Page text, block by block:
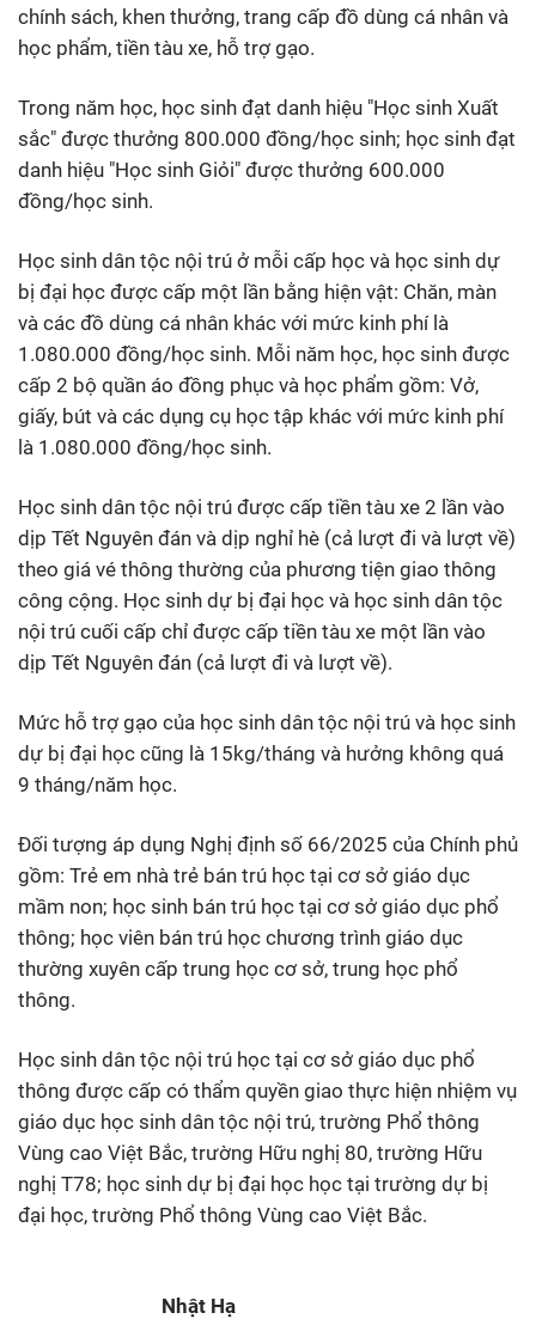
chính sách, khen thưởng, trang cấp đồ dùng cá nhân và
học phẩm, tiền tàu xe, hỗ trợ gạo.
Trong năm học, học sinh đạt danh hiệu "Học sinh Xuất
sắc" được thưởng 800.000 đồng/học sinh; học sinh đạt
danh hiệu "Học sinh Giỏi" được thưởng 600.000
đồng/học sinh.
Học sinh dân tộc nội trú ở mỗi cấp học và học sinh dự
bị đại học được cấp một lần bằng hiện vật: Chăn, màn
và các đồ dùng cá nhân khác với mức kinh phí là
1.080.000 đồng/học sinh. Mỗi năm học, học sinh được
cấp 2 bộ quần áo đồng phục và học phẩm gồm: Vở,
giấy, bút và các dụng cụ học tập khác với mức kinh phí
là 1.080.000 đồng/học sinh.
Học sinh dân tộc nội trú được cấp tiền tàu xe 2 lần vào
dịp Tết Nguyên đán và dịp nghỉ hè (cả lượt đi và lượt về)
theo giá vé thông thường của phương tiện giao thông
công cộng. Học sinh dự bị đại học và học sinh dân tộc
nội trú cuối cấp chỉ được cấp tiền tàu xe một lần vào
dịp Tết Nguyên đán (cả lượt đi và lượt về).
Mức hỗ trợ gạo của học sinh dân tộc nội trú và học sinh
dự bị đại học cũng là 15kg/tháng và hưởng không quá
9 tháng/năm học.
Đối tượng áp dụng Nghị định số 66/2025 của Chính phủ
gồm: Trẻ em nhà trẻ bán trú học tại cơ sở giáo dục
mầm non; học sinh bán trú học tại cơ sở giáo dục phổ
thông; học viên bán trú học chương trình giáo dục
thường xuyên cấp trung học cơ sở, trung học phổ
thông.
Học sinh dân tộc nội trú học tại cơ sở giáo dục phổ
thông được cấp có thẩm quyền giao thực hiện nhiệm vụ
giáo dục học sinh dân tộc nội trú, trường Phổ thông
Vùng cao Việt Bắc, trường Hữu nghị 80, trường Hữu
nghị T78; học sinh dự bị đại học học tại trường dự bị
đại học, trường Phổ thông Vùng cao Việt Bắc.
Nhật Hạ